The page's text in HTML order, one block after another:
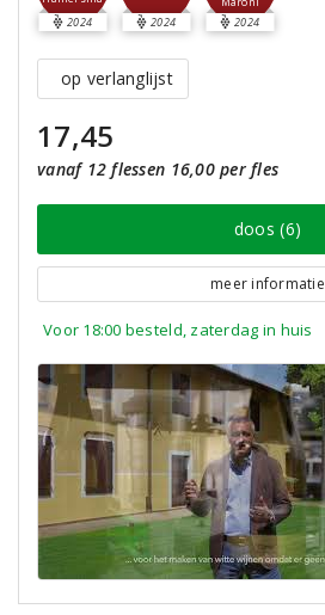
2024 2024 2024
op verlanglijst
17,45
vanaf 12 flessen 16,00 per fles
doos (6)
meer informatie
Voor 18:00 besteld, zaterdag in huis